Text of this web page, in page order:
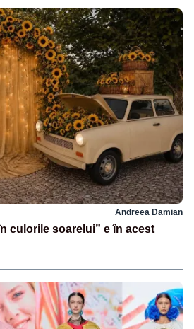
Andreea Damian
culorile soarelui” e în acest